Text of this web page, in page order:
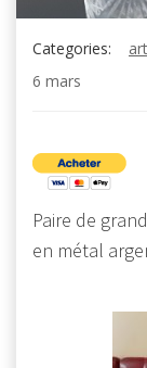
Categories:
6 mars
Paire de
en métal